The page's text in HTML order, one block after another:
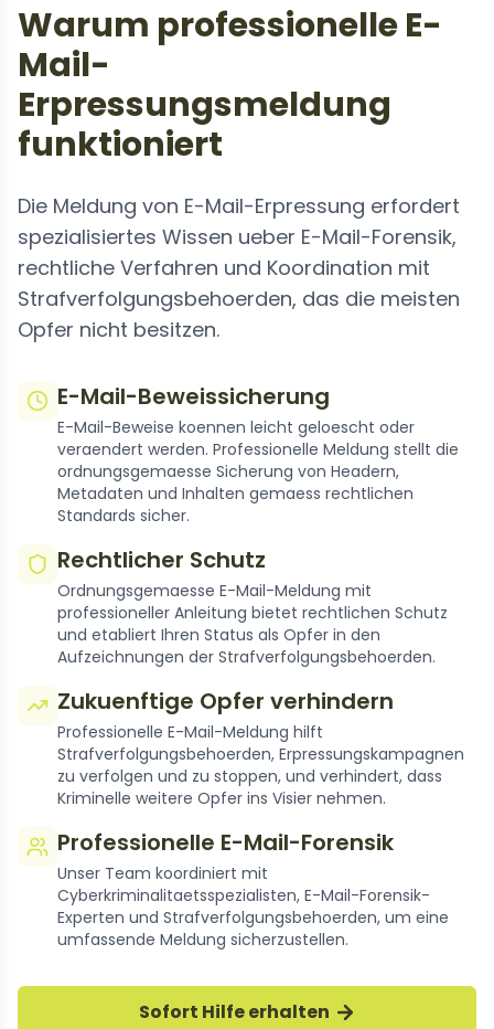
Warum professionelle E-
Mail-
Erpressungsmeldung
funktioniert
Die Meldung von E-Mail-Erpressung erfordert
spezialisiertes Wissen ueber E-Mail-Forensik,
rechtliche Verfahren und Koordination mit
Strafverfolgungsbehoerden, das die meisten
Opfer nicht besitzen.
E-Mail-Beweissicherung
E-Mail-Beweise koennen leicht geloescht oder
veraendert werden. Professionelle Meldung stellt die
ordnungsgemaesse Sicherung von Headern,
Metadaten und Inhalten gemaess rechtlichen
Standards sicher.
Rechtlicher Schutz
Ordnungsgemaesse E-Mail-Meldung mit
professioneller Anleitung bietet rechtlichen Schutz
und etabliert Ihren Status als Opfer in den
Aufzeichnungen der Strafverfolgungsbehoerden.
Zukuenftige Opfer verhindern
Professionelle E-Mail-Meldung hilft
Strafverfolgungsbehoerden, Erpressungskampagnen
zu verfolgen und zu stoppen, und verhindert, dass
Kriminelle weitere Opfer ins Visier nehmen.
Professionelle E-Mail-Forensik
Unser Team koordiniert mit
Cyberkriminalitaetsspezialisten, E-Mail-Forensik-
Experten und Strafverfolgungsbehoerden, um eine
umfassende Meldung sicherzustellen.
Sofort Hilfe erhalten